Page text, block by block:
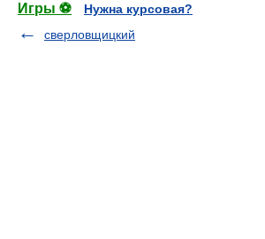
Игры ⚽
Нужна курсовая?
сверловщицкий